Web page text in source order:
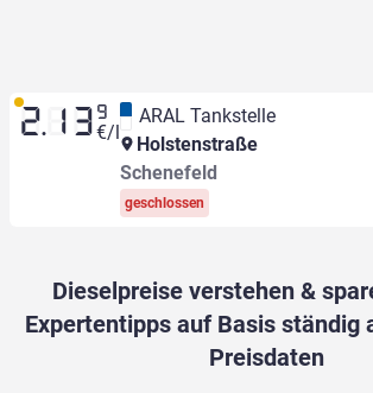
2.13 9
€/l
ARAL Tankstelle
Holstenstraße
Schenefeld
geschlossen
Dieselpreise verstehen &
Expertentipps auf Basis ständig
Preisdaten